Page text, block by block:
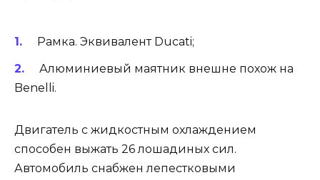
Рамка. Эквивалент Ducati;
Алюминиевый маятник внешне похож на
Benelli.
Двигатель с жидкостным охлаждением
способен выжать 26 лошадиных сил.
Автомобиль снабжен лепестковыми